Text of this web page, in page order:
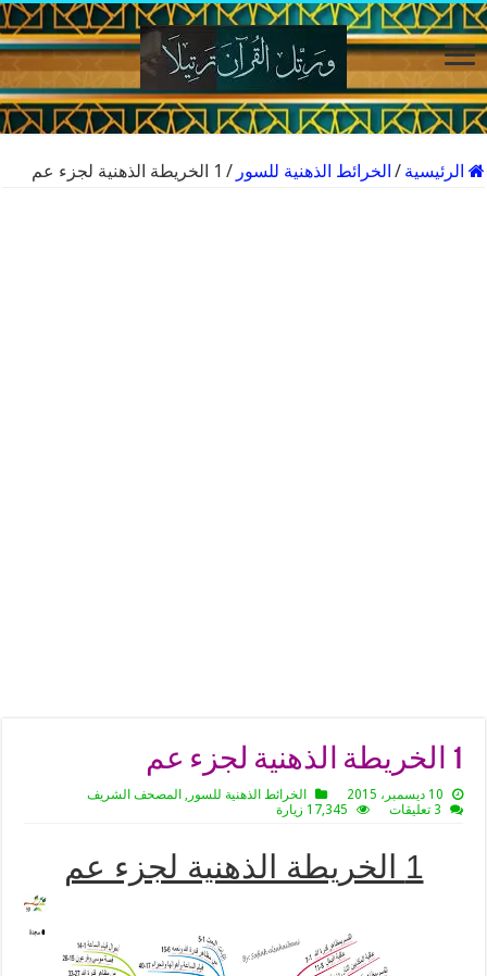
الرئيسية / الخرائط الذهنية للسور / 1 الخريطة الذهنية لجزء عم
1 الخريطة الذهنية لجزء عم
10 ديسمبر، 2015 الخرائط الذهنية للسور , المصحف الشريف
3 تعليقات
17,345 زيارة
1 الخريطة الذهنية لجزء عم